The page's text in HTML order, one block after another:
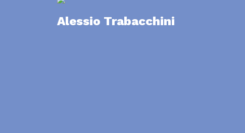
Alessio Trabacchini